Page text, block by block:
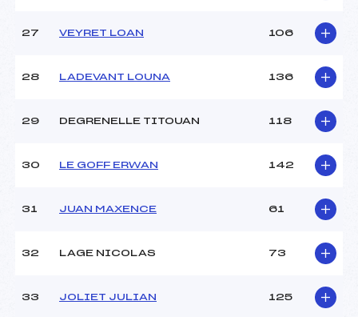
27 VEYRET LOAN 106
28 LADEVANT LOUNA 136
29 DEGRENELLE TITOUAN 118
30 LE GOFF ERWAN 142
31 JUAN MAXENCE 61
32 LAGE NICOLAS 73
33 JOLIET JULIAN 125